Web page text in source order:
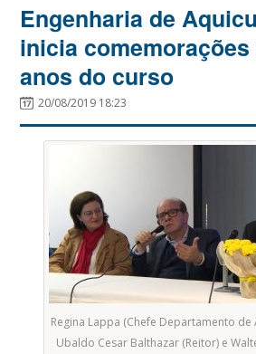
Engenharia de
inicia comemorações
anos do curso
20/08/2019 18:23
Regina Lappa (Chefe Departamento de
Ubaldo Cesar Balthazar (Reitor) e